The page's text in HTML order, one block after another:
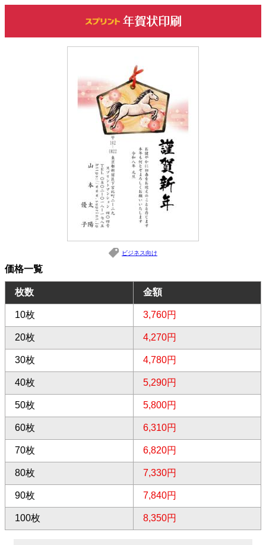
ビジネス向け
価格一覧
枚数 金額
10枚 3,760円
20枚 4,270円
30枚 4,780円
40枚 5,290円
50枚 5,800円
60枚 6,310円
70枚 6,820円
80枚 7,330円
90枚 7,840円
100枚 8,350円